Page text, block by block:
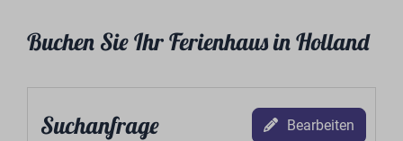
Buchen Sie Ihr Ferienhaus in Holland
Suchanfrage Bearbeiten